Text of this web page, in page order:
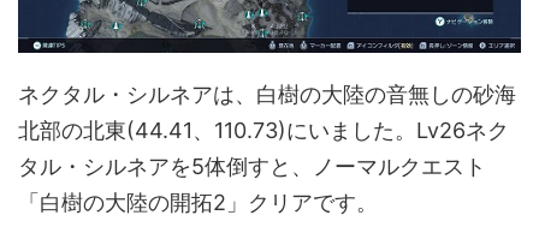
ネクタル・シルネアは、白樹の大陸の音無しの砂海
北部の北東(44.41、110.73)にいました。Lv26ネク
タル・シルネアを5体倒すと、ノーマルクエスト
「白樹の大陸の開拓2」クリアです。